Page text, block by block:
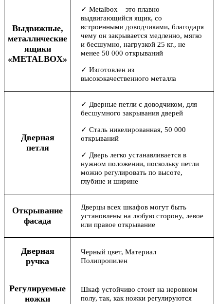
Выдвижные,
металлические
ящики
«METALBOX»
✓ Metalbox – это плавно
выдвигающийся ящик, со
встроенными доводчиками, благодаря
чему он закрывается медленно, мягко
и бесшумно, нагрузкой 25 кг., не
менее 50 000 открываний
✓ Изготовлен из
высококачественного металла
Дверная
петля
✓ Дверные петли с доводчиком, для
бесшумного закрывания дверей
✓ Сталь никелированная, 50 000
открываний
✓ Дверь легко устанавливается в
нужном положении, поскольку петли
можно регулировать по высоте,
глубине и ширине
Открывание
фасада
Дверцы всех шкафов могут быть
установлены на любую сторону, левое
или правое открывание
Дверная
ручка
Черный цвет, Материал
Полипропилен
Регулируемые
ножки
Шкаф устойчиво стоит на неровном
полу, так, как ножки регулируются